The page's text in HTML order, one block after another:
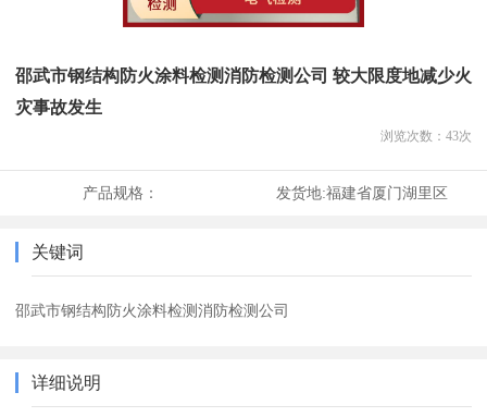
邵武市钢结构防火涂料检测消防检测公司 较大限度地减少火
灾事故发生
浏览次数： 43次
产品规格： 发货地:福建省厦门湖里区
关键词
邵武市钢结构防火涂料检测消防检测公司
详细说明